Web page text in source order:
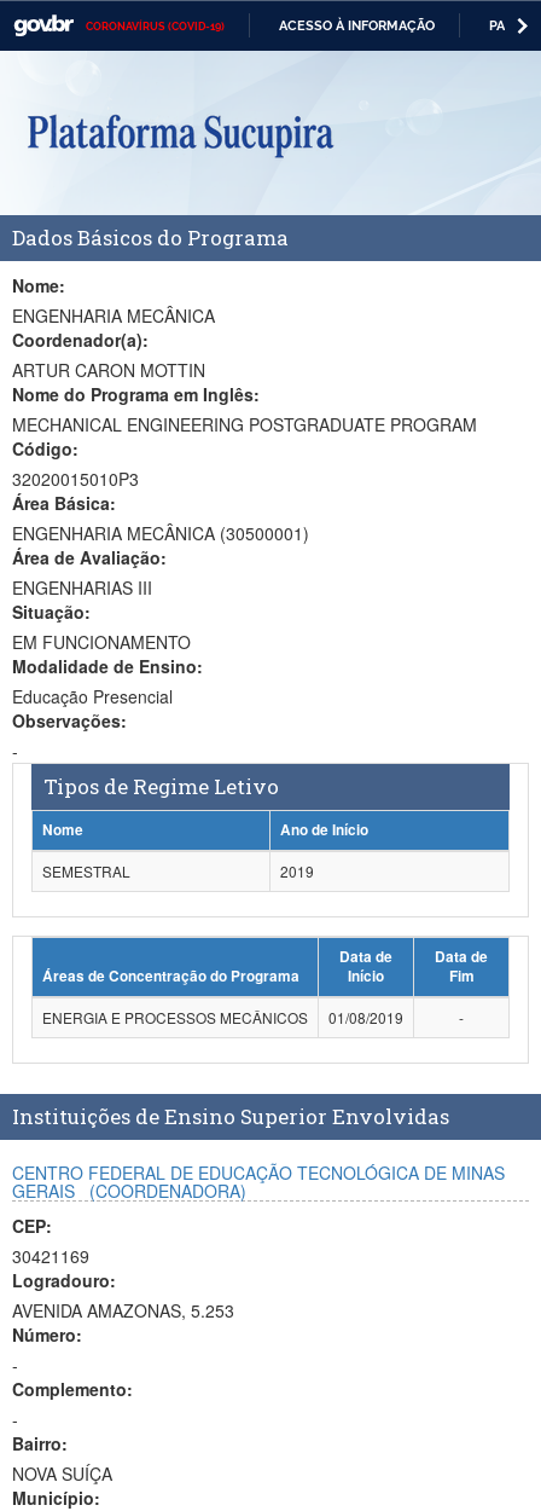
CORONAVÍRUS (COVID-19) ACESSO À INFORMAÇÃO
Casa Civil
Ministério da Defesa
Ministério da Economia
Ministério da Infraestrutura
Ministério da Educação
Ministério da Cidadania
Ministério da Saúde
Ministério de Minas e Energia
Ministério da Ciência, Tecnologia, Inovações e Comunicações
Ministério do Meio Ambiente
Ministério do Turismo
Ministério do Desenvolvimento Regional
Controladoria-Geral da União
Ministério da Mulher, da Família e dos Direitos Humanos
Dados Básicos do Programa
Nome:
ENGENHARIA MECÂNICA
Coordenador(a):
ARTUR CARON MOTTIN
Nome do Programa em Inglês:
MECHANICAL ENGINEERING POSTGRADUATE PROGRAM
Código:
32020015010P3
Área Básica:
ENGENHARIA MECÂNICA (30500001)
Área de Avaliação:
ENGENHARIAS III
Situação:
EM FUNCIONAMENTO
Modalidade de Ensino:
Educação Presencial
Observações:
-
Tipos de Regime Letivo
Nome
Ano de Início
SEMESTRAL
2019
Áreas de Concentração do Programa
Data de
Início
Data de
Fim
ENERGIA E PROCESSOS MECÂNICOS
01/08/2019 -
Instituições de Ensino Superior Envolvidas
CENTRO FEDERAL DE EDUCAÇÃO TECNOLÓGICA DE MINAS
GERAIS
(COORDENADORA)
CEP:
30421169
Logradouro:
AVENIDA AMAZONAS, 5.253
Número:
-
Complemento:
-
Bairro:
NOVA SUÍÇA
Município: